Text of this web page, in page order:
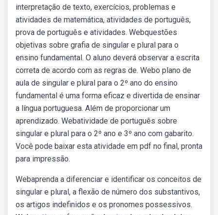
interpretação de texto, exercícios, problemas e
atividades de matemática, atividades de português,
prova de português e atividades. Webquestões
objetivas sobre grafia de singular e plural para o
ensino fundamental. O aluno deverá observar a escrita
correta de acordo com as regras de. Webo plano de
aula de singular e plural para o 2º ano do ensino
fundamental é uma forma eficaz e divertida de ensinar
a língua portuguesa. Além de proporcionar um
aprendizado. Webatividade de português sobre
singular e plural para o 2º ano e 3º ano com gabarito.
Você pode baixar esta atividade em pdf no final, pronta
para impressão.
Webaprenda a diferenciar e identificar os conceitos de
singular e plural, a flexão de número dos substantivos,
os artigos indefinidos e os pronomes possessivos.